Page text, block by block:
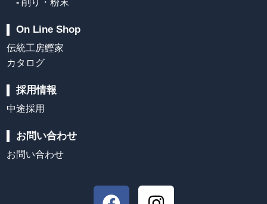
- 削り・粉末
On Line Shop
伝統工房鰹家
カタログ
採用情報
中途採用
お問い合わせ
お問い合わせ
F
I